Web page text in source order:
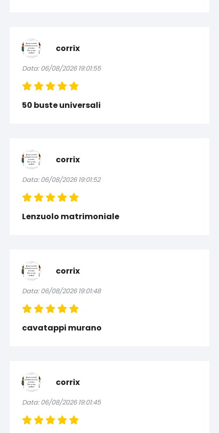
corrix
Data: 06/08/2026 19:01:55
50 buste universali
corrix
Data: 06/08/2026 19:01:52
Lenzuolo matrimoniale
corrix
Data: 06/08/2026 19:01:48
cavatappi murano
corrix
Data: 06/08/2026 19:01:45